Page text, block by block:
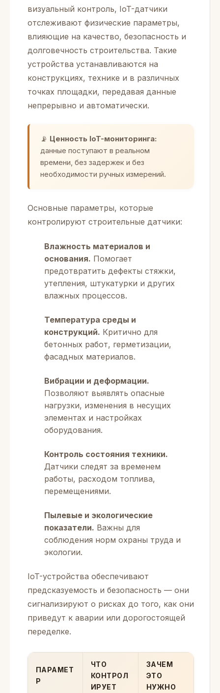
визуальный контроль, IoT-датчики
отслеживают физические параметры,
влияющие на качество, безопасность и
долговечность строительства. Такие
устройства устанавливаются на
конструкциях, технике и в различных
точках площадки, передавая данные
непрерывно и автоматически.
📡 Ценность IoT-мониторинга:
данные поступают в реальном
времени, без задержек и без
необходимости ручных измерений.
Основные параметры, которые
контролируют строительные датчики:
Влажность материалов и
основания. Помогает
предотвратить дефекты стяжки,
утепления, штукатурки и других
влажных процессов.
Температура среды и
конструкций. Критично для
бетонных работ, герметизации,
фасадных материалов.
Вибрации и деформации.
Позволяют выявлять опасные
нагрузки, изменения в несущих
элементах и настройках
оборудования.
Контроль состояния техники.
Датчики следят за временем
работы, расходом топлива,
перемещениями.
Пылевые и экологические
показатели. Важны для
соблюдения норм охраны труда и
экологии.
IoT-устройства обеспечивают
предсказуемость и безопасность — они
сигнализируют о рисках до того, как они
приведут к аварии или дорогостоящей
переделке.
ПАРАМЕТ
Р
ЧТО
КОНТРОЛ
ИРУЕТ
ЗАЧЕМ
ЭТО
НУЖНО